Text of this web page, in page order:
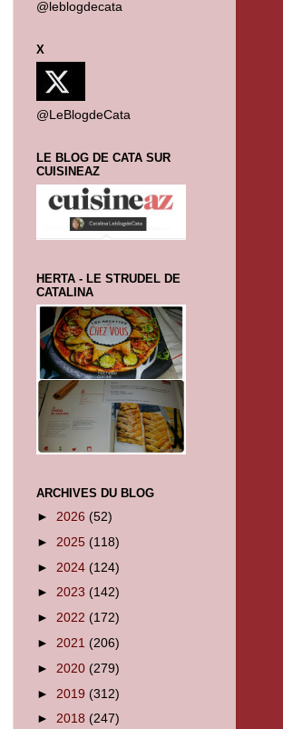
@leblogdecata
X
@LeBlogdeCata
LE BLOG DE CATA SUR
CUISINEAZ
HERTA - LE STRUDEL DE
CATALINA
ARCHIVES DU BLOG
► 2026 (52)
► 2025 (118)
► 2024 (124)
► 2023 (142)
► 2022 (172)
► 2021 (206)
► 2020 (279)
► 2019 (312)
► 2018 (247)